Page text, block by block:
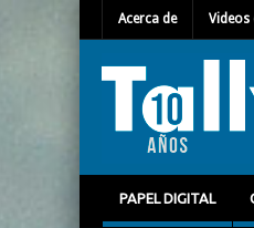
Acerca de Videos
PAPEL DIGITAL